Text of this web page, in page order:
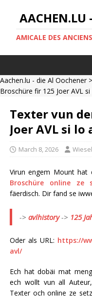
AACHEN.LU
AMICALE DES
Aachen.lu - die Al Oochener>
Broschüre fir 125 Joer AVL
Texter vun
Joer AVL si
March 8, 2026 Wiesel
Virun engem Mount hat
Broschüre online ze
fäerdisch. Dir fand se
-> avlhistory-> 125
Oder als URL: https://
avl/
Ech hat dobäi mat
ech wollt vun all
Texter och online ze